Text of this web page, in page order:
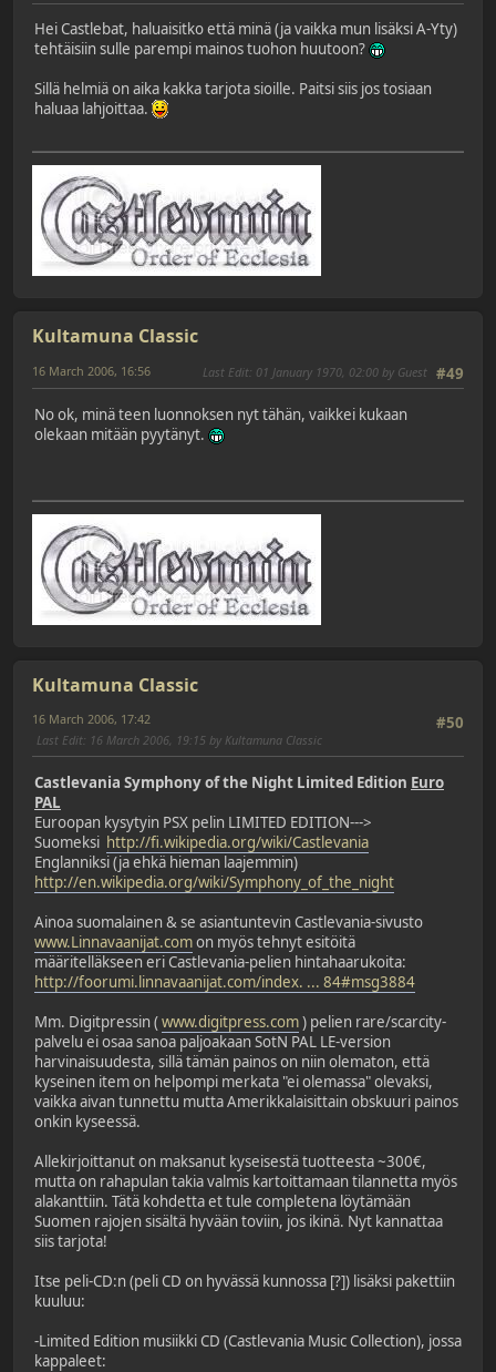
Hei Castlebat, haluaisitko että minä (ja vaikka mun lisäksi A-Yty)
tehtäisiin sulle parempi mainos tuohon huutoon?
Sillä helmiä on aika kakka tarjota sioille. Paitsi siis jos tosiaan
haluaa lahjoittaa.
Kultamuna Classic
#49
16 March 2006, 16:56 Last Edit: 01 January 1970, 02:00 by Guest
No ok, minä teen luonnoksen nyt tähän, vaikkei kukaan
olekaan mitään pyytänyt.
Kultamuna Classic
#50
16 March 2006, 17:42
Last Edit: 16 March 2006, 19:15 by Kultamuna Classic
Castlevania Symphony of the Night Limited Edition Euro
PAL
Euroopan kysytyin PSX pelin LIMITED EDITION--->
Suomeksi http://fi.wikipedia.org/wiki/Castlevania
Englanniksi (ja ehkä hieman laajemmin)
http://en.wikipedia.org/wiki/Symphony_of_the_night
Ainoa suomalainen & se asiantuntevin Castlevania-sivusto
www.Linnavaanijat.comon myös tehnyt esitöitä
määritelläkseen eri Castlevania-pelien hintahaarukoita:
http://foorumi.linnavaanijat.com/index. ... 84#msg3884
Mm. Digitpressin (www.digitpress.com) pelien rare/scarcity-
palvelu ei osaa sanoa paljoakaan SotN PAL LE-version
harvinaisuudesta, sillä tämän painos on niin olematon, että
kyseinen item on helpompi merkata "ei olemassa" olevaksi,
vaikka aivan tunnettu mutta Amerikkalaisittain obskuuri painos
onkin kyseessä.
Allekirjoittanut on maksanut kyseisestä tuotteesta ~300€,
mutta on rahapulan takia valmis kartoittamaan tilannetta myös
alakanttiin. Tätä kohdetta et tule completena löytämään
Suomen rajojen sisältä hyvään toviin, jos ikinä. Nyt kannattaa
siis tarjota!
Itse peli-CD:n (peli CD on hyvässä kunnossa [?]) lisäksi pakettiin
kuuluu:
-Limited Edition musiikki CD (Castlevania Music Collection), jossa
kappaleet: